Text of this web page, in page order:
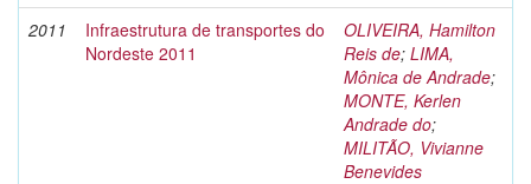
2011
Infraestrutura de transportes do
Nordeste 2011
OLIVEIRA, Hamilton
Reis de; LIMA,
Mônica de Andrade;
MONTE, Kerlen
Andrade do;
MILITÃO, Vivianne
Benevides